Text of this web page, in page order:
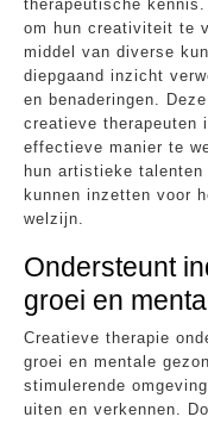
therapeutische
om hun creativiteit te
middel van diverse
diepgaand inzicht
en benaderingen.
creatieve therapeuten
effectieve manier te
hun artistieke
kunnen inzetten voor
welzijn.
Ondersteunt
groei en
Creatieve therapie
groei en mentale
stimulerende
uiten en verkennen.